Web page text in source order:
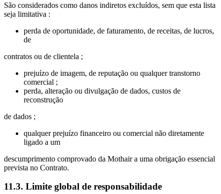
São considerados como danos indiretos excluídos, sem que esta lista
seja limitativa :
perda de oportunidade, de faturamento, de receitas, de lucros,
de
contratos ou de clientela ;
prejuízo de imagem, de reputação ou qualquer transtorno
comercial ;
perda, alteração ou divulgação de dados, custos de
reconstrução
de dados ;
qualquer prejuízo financeiro ou comercial não diretamente
ligado a um
descumprimento comprovado da Mothair a uma obrigação essencial
prevista no Contrato.
11.3. Limite global de responsabilidade